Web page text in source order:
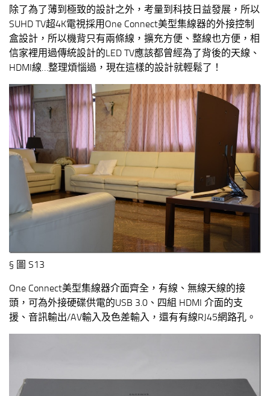
除了為了薄到極致的設計之外，考量到科技日益發展，所以
SUHD TV超4K電視採用One Connect美型集線器的外接控制
盒設計，所以機背只有兩條線，擴充方便、整線也方便，相
信家裡用過傳統設計的LED TV應該都曾經為了背後的天線、
HDMI線…整理煩惱過，現在這樣的設計就輕鬆了！
§ 圖 S13
One Connect美型集線器介面齊全，有線、無線天線的接
頭，可為外接硬碟供電的USB 3.0、四組 HDMI 介面的支
援、音訊輸出/AV輸入及色差輸入，還有有線RJ45網路孔。